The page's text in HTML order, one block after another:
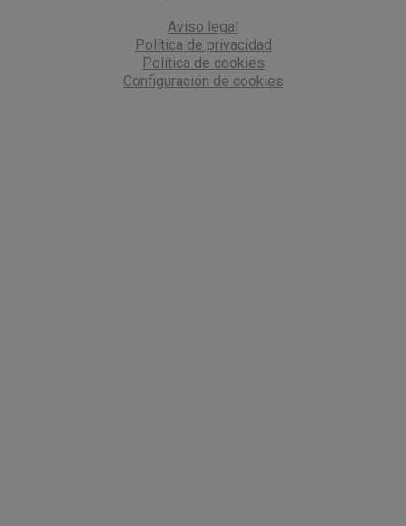
Aviso legal
Política de privacidad
Política de cookies
Configuración de cookies